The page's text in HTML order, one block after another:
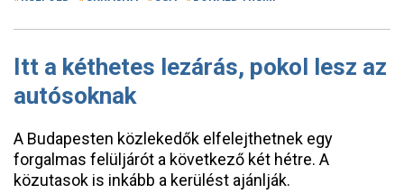
Itt a kéthetes lezárás, pokol lesz az
autósoknak
A Budapesten közlekedők elfelejthetnek egy
forgalmas felüljárót a következő két hétre. A
közutasok is inkább a kerülést ajánlják.